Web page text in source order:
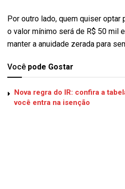
Por outro lado, quem quiser optar
o valor mínimo será de R$ 50 mil
manter a anuidade zerada para
Você pode Gostar
Nova regra do IR: confira a
você entra na isenção